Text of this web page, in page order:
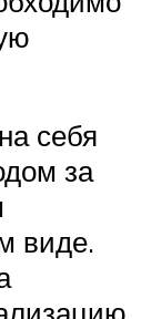
себя
за
виде.